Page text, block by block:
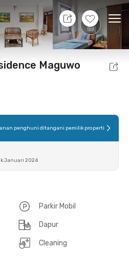
+11
tahu
Lokasi Kamar
Maguwo
penghuni ditangani pemilik properti
Januari 2024
Parkir Mobil
Dapur
Cleaning